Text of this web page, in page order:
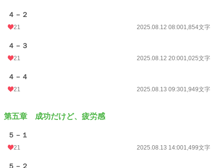
４－２
21 2025.08.12 08:001,854文字
４－３
21 2025.08.12 20:001,025文字
４－４
21 2025.08.13 09:301,949文字
第五章 成功だけど、疲労感
５－１
21 2025.08.13 14:001,499文字
５－２